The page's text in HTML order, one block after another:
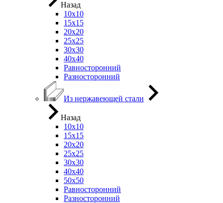
Назад
10х10
15х15
20х20
25х25
30х30
40х40
Равносторонний
Разносторонний
Из нержавеющей стали
Назад
10х10
15х15
20х20
25х25
30х30
40х40
50х50
Равносторонний
Разносторонний